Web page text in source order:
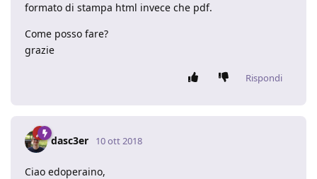
formato di stampa html invece che pdf.
Come posso fare?
grazie
Rispondi
dasc3er 10 ott 2018
Ciao edoperaino,